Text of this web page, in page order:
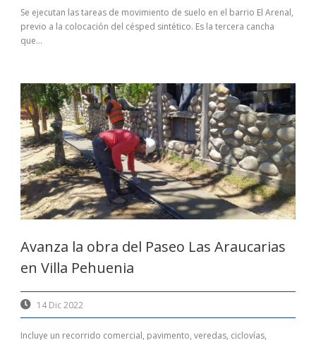
Se ejecutan las tareas de movimiento de suelo en el barrio El Arenal,
previo a la colocación del césped sintético. Es la tercera cancha
que...
Avanza la obra del Paseo Las Araucarias
en Villa Pehuenia
14 Dic 2022
Incluye un recorrido comercial, pavimento, veredas, ciclovías,